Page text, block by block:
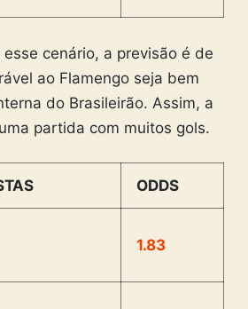
esse cenário, a previsão é de
ao Flamengo seja bem
do Brasileirão. Assim, a
partida com muitos gols.
ODDS
1.83